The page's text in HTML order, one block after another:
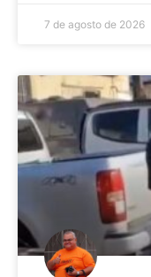
7 de agosto de 2026